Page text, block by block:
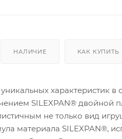
НАЛИЧИЕ КАК КУПИТЬ
характеристик
SILEXPAN® двойной
не только вид
материала SILEXPAN®,